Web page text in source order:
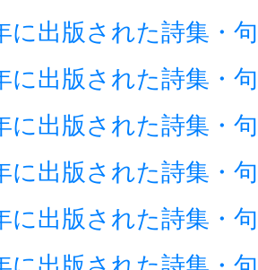
に出版された詩集・
に出版された詩集・
に出版された詩集・
に出版された詩集・
に出版された詩集・